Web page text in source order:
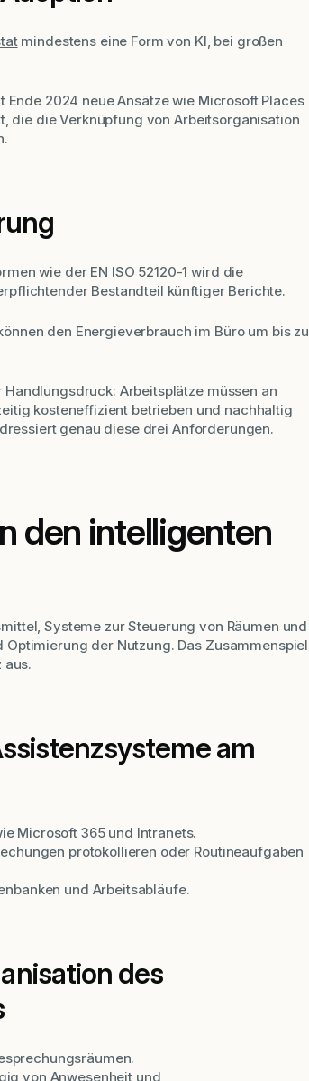
mindestens eine Form von KI, bei großen
Ende 2024 neue Ansätze wie Microsoft Places
die die Verknüpfung von Arbeitsorganisation
wie der EN ISO 52120-1 wird die
Bestandteil künftiger Berichte.
den Energieverbrauch im Büro um bis zu
Arbeitsplätze müssen an
kosteneffizient betrieben und nachhaltig
genau diese drei Anforderungen.
den intelligenten
Systeme zur Steuerung von Räumen und
der Nutzung. Das Zusammenspiel
aus.
am
Microsoft 365 und Intranets.
protokollieren oder Routineaufgaben
und Arbeitsabläufe.
des
von Anwesenheit und